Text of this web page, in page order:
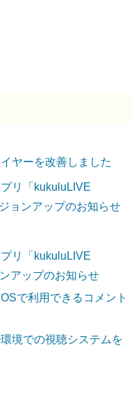
ヤーを改善しました
リ「kukuluLIVE
ョンアップのお知らせ
リ「kukuluLIVE
アップのお知らせ
で利用できるコメント
境での視聴システムを